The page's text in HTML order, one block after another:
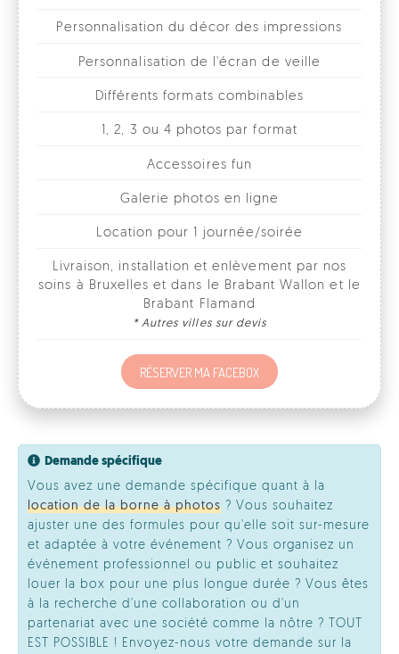
Différents formats combinables
1, 2, 3 ou 4 photos par format
Accessoires fun
Galerie photos en ligne
Location pour 1 journée/soirée
Livraison, installation et enlèvement par nos
soins à Bruxelles et dans le Brabant Wallon et le
Brabant Flamand
RÉSERVER MA FACEBOX
Demande spécifique
Vous avez une demande spécifique quant à la
location de la borne à photos ? Vous souhaitez
ajuster une des formules pour qu'elle soit sur-mesure
et adaptée à votre événement ? Vous organisez un
événement professionnel ou public et souhaitez
louer la box pour une plus longue durée ? Vous êtes
à la recherche d'une collaboration ou d'un
partenariat avec une société comme la nôtre ? TOUT
EST POSSIBLE ! Envoyez-nous votre demande sur la